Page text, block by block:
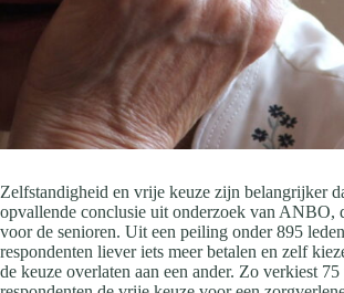
Zelfstandigheid en vrije keuze zijn belangrijker
opvallende conclusie uit onderzoek van ANBO,
voor de senioren. Uit een peiling onder 895
respondenten liever iets meer betalen en zelf
de keuze overlaten aan een ander. Zo verkiest